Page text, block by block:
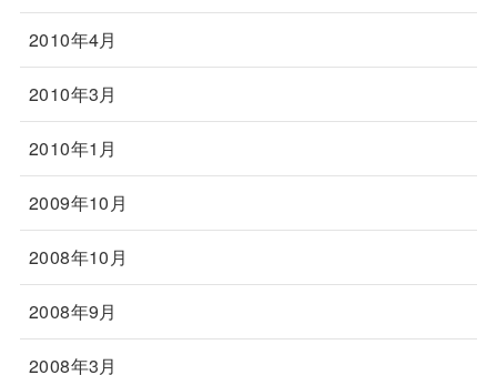
2010年4月
2010年3月
2010年1月
2009年10月
2008年10月
2008年9月
2008年3月